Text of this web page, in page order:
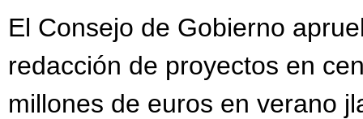
El Consejo de Gobierno
redacción de proyectos en
millones de euros en verano